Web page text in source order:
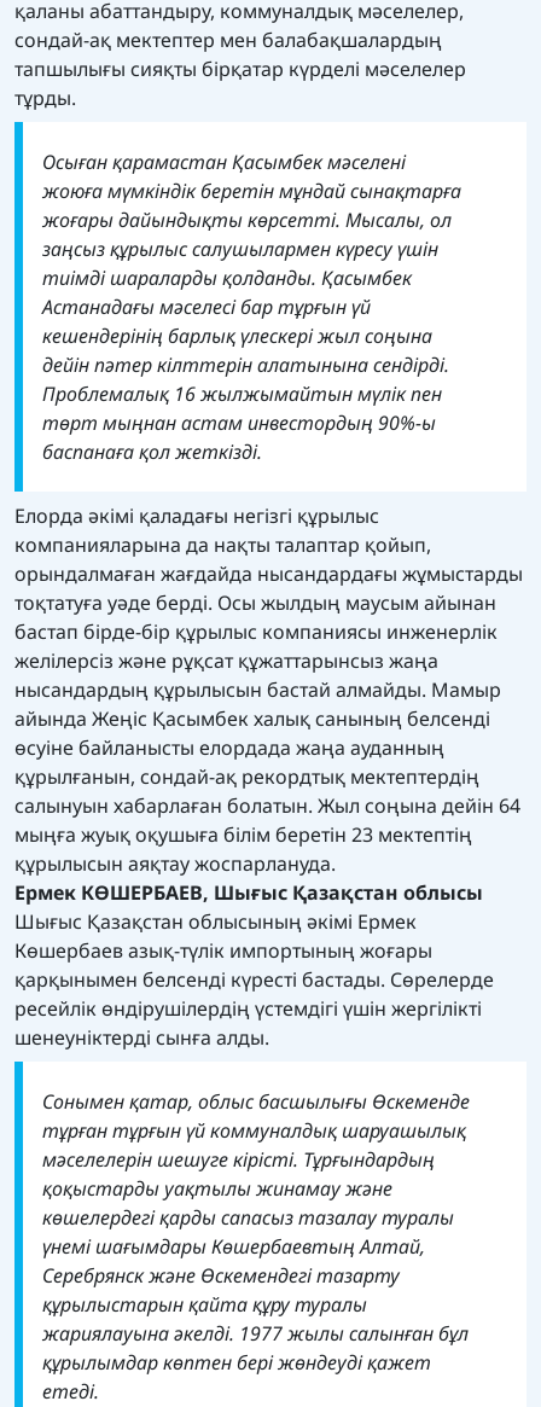
қаланы абаттандыру, коммуналдық мәселелер,
сондай-ақ мектептер мен балабақшалардың
тапшылығы сияқты бірқатар күрделі мәселелер
тұрды.
Осыған қарамастан Қасымбек мәселені
жоюға мүмкіндік беретін мұндай сынақтарға
жоғары дайындықты көрсетті. Мысалы, ол
заңсыз құрылыс салушылармен күресу үшін
тиімді шараларды қолданды. Қасымбек
Астанадағы мәселесі бар тұрғын үй
кешендерінің барлық үлескері жыл соңына
дейін пәтер кілттерін алатынына сендірді.
Проблемалық 16 жылжымайтын мүлік пен
төрт мыңнан астам инвестордың 90%-ы
баспанаға қол жеткізді.
Елорда әкімі қаладағы негізгі құрылыс
компанияларына да нақты талаптар қойып,
орындалмаған жағдайда нысандардағы жұмыстарды
тоқтатуға уәде берді. Осы жылдың маусым айынан
бастап бірде-бір құрылыс компаниясы инженерлік
желілерсіз және рұқсат құжаттарынсыз жаңа
нысандардың құрылысын бастай алмайды. Мамыр
айында Жеңіс Қасымбек халық санының белсенді
өсуіне байланысты елордада жаңа ауданның
құрылғанын, сондай-ақ рекордтық мектептердің
салынуын хабарлаған болатын. Жыл соңына дейін 64
мыңға жуық оқушыға білім беретін 23 мектептің
құрылысын аяқтау жоспарлануда.
Ермек КӨШЕРБАЕВ, Шығыс Қазақстан облысы
Шығыс Қазақстан облысының әкімі Ермек
Көшербаев азық-түлік импортының жоғары
қарқынымен белсенді күресті бастады. Сөрелерде
ресейлік өндірушілердің үстемдігі үшін жергілікті
шенеуніктерді сынға алды.
Сонымен қатар, облыс басшылығы Өскеменде
тұрған тұрғын үй коммуналдық шаруашылық
мәселелерін шешуге кірісті. Тұрғындардың
қоқыстарды уақтылы жинамау және
көшелердегі қарды сапасыз тазалау туралы
үнемі шағымдары Көшербаевтың Алтай,
Серебрянск және Өскемендегі тазарту
құрылыстарын қайта құру туралы
жариялауына әкелді. 1977 жылы салынған бұл
құрылымдар көптен бері жөндеуді қажет
етеді.